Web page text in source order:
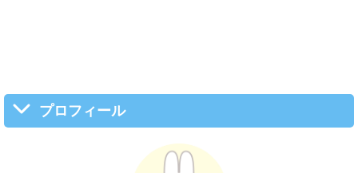
プロフィール